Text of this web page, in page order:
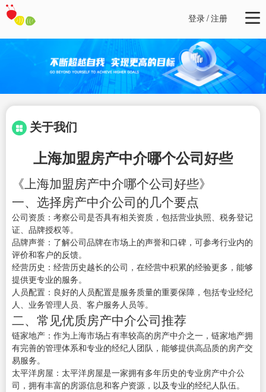
登录/注册
关于我们
上海加盟房产中介哪个公司好些
《上海加盟房产中介哪个公司好些》
一、选择房产中介公司的几个要点
公司资质：考察公司是否具有相关资质，包括营业执照、税务登记
证、品牌授权等。
品牌声誉：了解公司品牌在市场上的声誉和口碑，可参考行业内的
评价和客户的反馈。
经营历史：经营历史越长的公司，在经营中积累的经验更多，能够
提供更专业的服务。
人员配置：良好的人员配置是服务质量的重要保障，包括专业经纪
人、业务管理人员、客户服务人员等。
二、常见优质房产中介公司推荐
链家地产：作为上海市场占有率较高的房产中介之一，链家地产拥
有完善的管理体系和专业的经纪人团队，能够提供高品质的房产交
易服务。
太平洋房屋：太平洋房屋是一家拥有多年历史的专业房产中介公
司，拥有丰富的房源信息和客户资源，以及专业的经纪人队伍。